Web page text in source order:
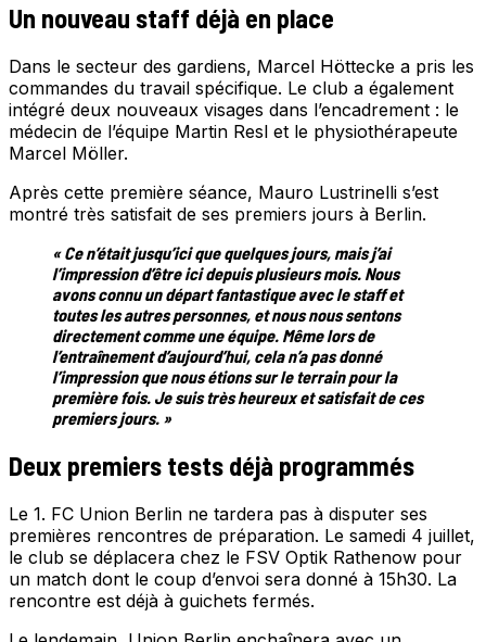
Un nouveau staff déjà en place
Dans le secteur des gardiens, Marcel Höttecke a pris les
commandes du travail spécifique. Le club a également
intégré deux nouveaux visages dans l’encadrement : le
médecin de l’équipe Martin Resl et le physiothérapeute
Marcel Möller.
Après cette première séance, Mauro Lustrinelli s’est
montré très satisfait de ses premiers jours à Berlin.
« Ce n’était jusqu’ici que quelques jours, mais j’ai
l’impression d’être ici depuis plusieurs mois. Nous
avons connu un départ fantastique avec le staff et
toutes les autres personnes, et nous nous sentons
directement comme une équipe. Même lors de
l’entraînement d’aujourd’hui, cela n’a pas donné
l’impression que nous étions sur le terrain pour la
première fois. Je suis très heureux et satisfait de ces
premiers jours. »
Deux premiers tests déjà programmés
Le 1. FC Union Berlin ne tardera pas à disputer ses
premières rencontres de préparation. Le samedi 4 juillet,
le club se déplacera chez le FSV Optik Rathenow pour
un match dont le coup d’envoi sera donné à 15h30. La
rencontre est déjà à guichets fermés.